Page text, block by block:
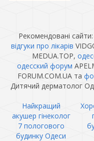
Рекомендовані сайти:
відгуки про лікарів
MEDUA.TOP,
одесский форум
FORUM.COM.UA та
Дитячий дерматолог
Найкращий
акушер гінеколог
7 пологового
будинку Одеси